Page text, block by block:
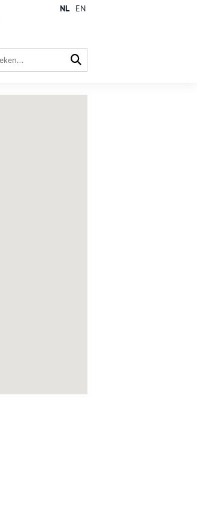
NL EN